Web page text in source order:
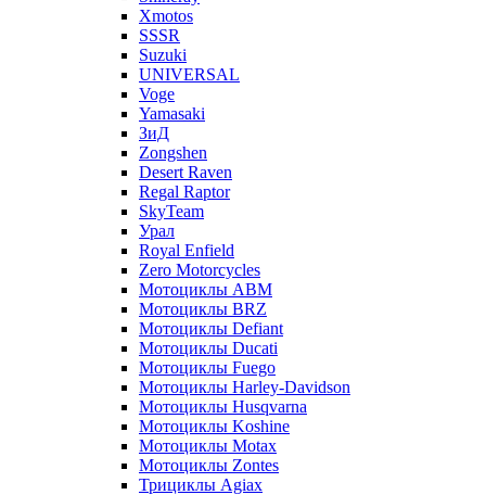
Xmotos
SSSR
Suzuki
UNIVERSAL
Voge
Yamasaki
ЗиД
Zongshen
Desert Raven
Regal Raptor
SkyTeam
Урал
Royal Enfield
Zero Motorcycles
Мотоциклы ABM
Мотоциклы BRZ
Мотоциклы Defiant
Мотоциклы Ducati
Мотоциклы Fuego
Мотоциклы Harley-Davidson
Мотоциклы Husqvarna
Мотоциклы Koshine
Мотоциклы Motax
Мотоциклы Zontes
Трициклы Agiax